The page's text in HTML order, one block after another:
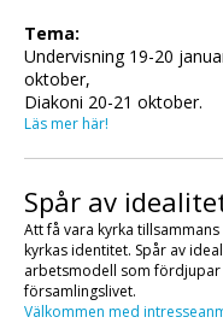
Tema:
Undervisning 19-20
oktober,
Diakoni 20-21 oktober.
Läs mer här!
Spår av
Att få vara kyrka
kyrkas identitet. Spår av
arbetsmodell som fördjupar
församlingslivet.
Välkommen med